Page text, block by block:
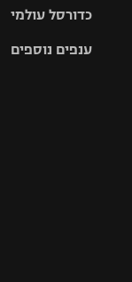
גביע הטוטו
האלופות
ליגה
סל
כדורסל עולמי
ענפים נוספים